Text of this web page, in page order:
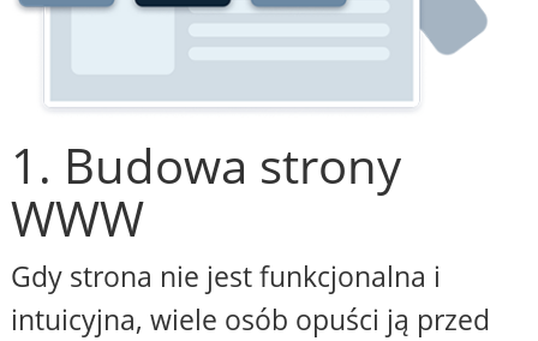
1. Budowa strony
WWW
Gdy strona nie jest funkcjonalna i
intuicyjna, wiele osób opuści ją przed